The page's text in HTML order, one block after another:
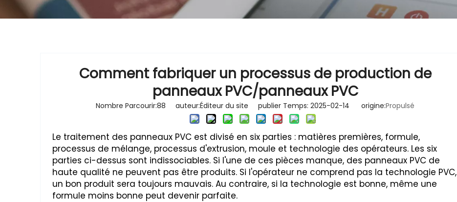
Comment fabriquer un processus de production de
panneaux PVC/panneaux PVC
Nombre Parcourir:88 auteur:Éditeur du site publier Temps: 2025-02-14 origine:Propulsé
Le traitement des panneaux PVC est divisé en six parties : matières premières, formule,
processus de mélange, processus d'extrusion, moule et technologie des opérateurs. Les six
parties ci-dessus sont indissociables. Si l'une de ces pièces manque, des panneaux PVC de
haute qualité ne peuvent pas être produits. Si l'opérateur ne comprend pas la technologie PVC,
un bon produit sera toujours mauvais. Au contraire, si la technologie est bonne, même une
formule moins bonne peut devenir parfaite.